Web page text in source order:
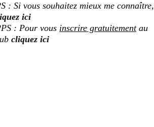
: Si vous souhaitez mieux me connaître,
ici
: Pour vous inscrire gratuitementau
cliquez ici